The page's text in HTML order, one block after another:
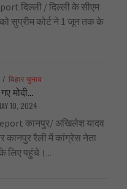
दिल्ली / दिल्ली के सीएम
सुप्रीम कोर्ट ने 1 जून तक के
/ बिहार चुनाव
मोदी…
10, 2024
कानपुर/ अखिलेश यादव
कानपुर रैली में कांग्रेस नेता
के लिए पहुंचे।...